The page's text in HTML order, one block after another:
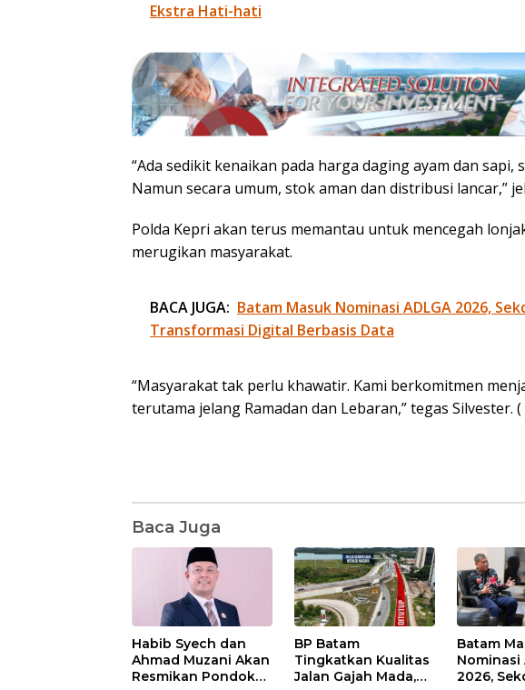
Ekstra Hati-hati
“Ada sedikit kenaikan pada harga daging ayam dan sapi,
Namun secara umum, stok aman dan distribusi lancar,”
Polda Kepri akan terus memantau untuk mencegah
merugikan masyarakat.
BACA JUGA: Batam Masuk Nominasi ADLGA 2026,
Transformasi Digital Berbasis Data
“Masyarakat tak perlu khawatir. Kami berkomitmen
terutama jelang Ramadan dan Lebaran,” tegas Silvester.
Baca Juga
Habib Syech dan
Ahmad Muzani Akan
Resmikan Pondok
BP Batam
Tingkatkan Kualitas
Jalan Gajah Mada,
Batam
Nominasi
2026,